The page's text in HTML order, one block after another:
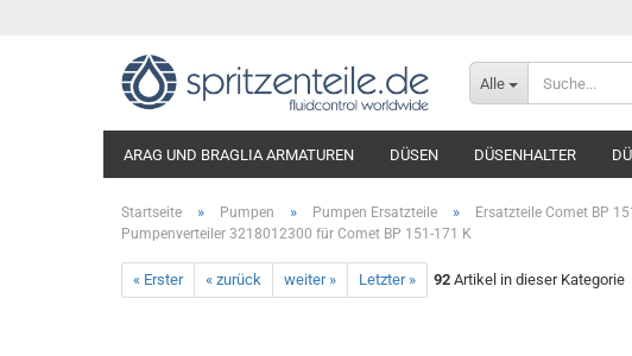
Alle
ARAG UND BRAGLIA ARMATUREN DÜSEN DÜSENHALTER
Startseite » Pumpen » Pumpen Ersatzteile » Ersatzteile Comet BP
Pumpenverteiler 3218012300 für Comet BP 151-171 K
« Erster « zurück weiter » Letzter » 92 Artikel in dieser Kategorie